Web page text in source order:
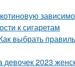
к сигаретам
выбрать
2023